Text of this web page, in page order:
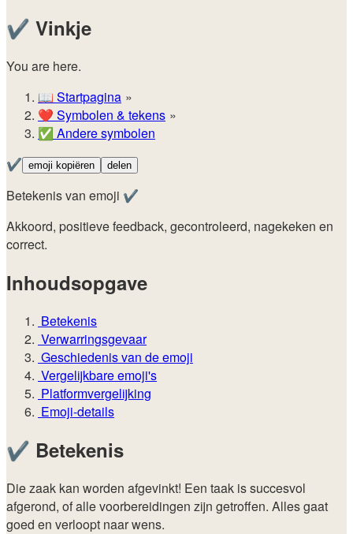
✔️ Vinkje
You are here.
📖 Startpagina
❤️ Symbolen & tekens
✅ Andere symbolen
✔️ emoji kopiëren delen
Betekenis van emoji ✔️
Akkoord, positieve feedback, gecontroleerd, nagekeken en
correct.
Inhoudsopgave
Betekenis
Verwarringsgevaar
Geschiedenis van de emoji
Vergelijkbare emoji's
Platformvergelijking
Emoji-details
✔️ Betekenis
Die zaak kan worden afgevinkt! Een taak is succesvol
afgerond, of alle voorbereidingen zijn getroffen. Alles gaat
goed en verloopt naar wens.